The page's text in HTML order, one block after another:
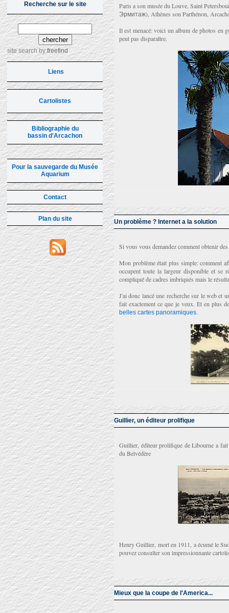
Recherche sur le site
site searchbyfreefind
Liens
Cartolistes
Bibliographie du
bassin d'Arcachon
Pour la sauvegarde du Musée
Aquarium
Contact
Plan du site
Paris a son musée du Louve, Saint
Эрмитаж), Athènes son Parthénon,
Il est menacé: voici un album de photos en
peut pas disparaître.
Un problème ? Internet a la solution
Si vous vous demandez comment obtenir
Mon problème était plus simple: comment
occupent toute la largeur disponible et se
compliqué de cadres imbriqués mais le
J'ai donc lancé une recherche sur le web et
fait exactement ce que je veux. Et en plus
belles cartes panoramiques.
Guillier, un éditeur prolifique
Guillier, éditeur prolifique de Libourne a
du Belvédère
Henry Guillier, mort en 1911, a écumé le
pouvez consulter son impressionnante
Mieux que la coupe de l'America...